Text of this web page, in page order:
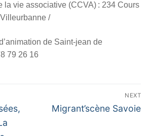
la vie associative (CCVA) : 234 Cours
/
de Saint-jean de
79 26 16
NEXT
Next
Migrant’scène Savoie